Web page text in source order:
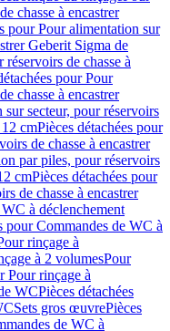
chasse à encastrer
pour Pour alimentation sur
Geberit Sigma de
de chasse à
pour Pour
chasse à encastrer
secteur, pour réservoirs
12 cmPièces détachées pour
de chasse à encastrer
par piles, pour réservoirs
cmPièces détachées pour
de chasse à encastrer
à déclenchement
pour Commandes de WC à
rinçage à
à 2 volumesPour
Pour rinçage à
WCPièces détachées
Sets gros œuvrePièces
de WC à